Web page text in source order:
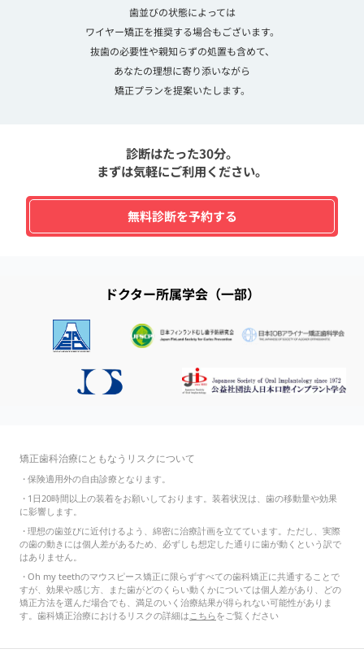
歯並びの状態によっては
ワイヤー矯正を推奨する場合もございます。
抜歯の必要性や親知らずの処置も含めて、
あなたの理想に寄り添いながら
矯正プランを提案いたします。
診断はたった30分。
まずは気軽にご利用ください。
無料診断を予約する
ドクター所属学会（一部）
矯正歯科治療にともなうリスクについて
・保険適用外の自由診療となります。
・ 1日20時間以上の装着をお願いしております。装着状況は、歯の移動量や効果
に影響します。
・理想の歯並びに近付けるよう、綿密に治療計画を立てています。ただし、実際
の歯の動きには個人差があるため、必ずしも想定した通りに歯が動くという訳で
はありません。
・Oh my teethのマウスピース矯正に限らずすべての歯科矯正に共通することで
すが、効果や感じ方、また歯がどのくらい動くかについては個人差があり、どの
矯正方法を選んだ場合でも、満足のいく治療結果が得られない可能性がありま
す。歯科矯正治療におけるリスクの詳細は こちらをご覧ください